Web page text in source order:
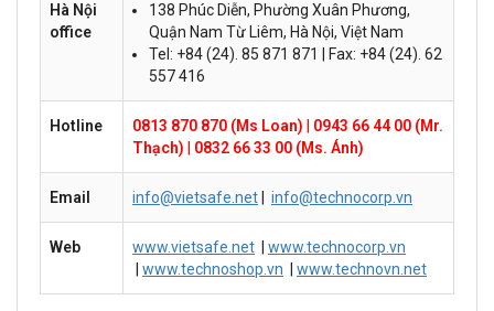
Hà Nội
office
138 Phúc Diễn, Phường Xuân Phương,
Quận Nam Từ Liêm, Hà Nội, Việt Nam
Tel: +84 (24). 85 871 871 | Fax: +84 (24). 62
557 416
Hotline 0813 870 870 (Ms Loan)
0943 66 44 00 (Mr.
Thạch)
0832 66 33 00 (Ms. Ánh)
Email info@vietsafe.net info@technocorp.vn
Web www.vietsafe.net
www.technocorp.vn
www.technoshop.vn www.technovn.net